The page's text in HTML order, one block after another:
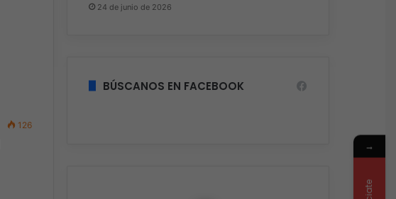
126
24 de junio de 2026
BÚSCANOS EN FACEBOOK
→